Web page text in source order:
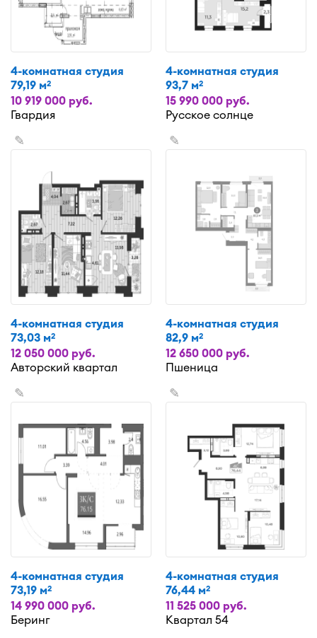
4-комнатная студия
79,19 м2
10 919 000 руб.
Гвардия
4-комнатная студия
93,7 м2
15 990 000 руб.
Русское солнце
✎
4-комнатная студия
73,03 м2
12 050 000 руб.
Авторский квартал
✎
4-комнатная студия
82,9 м2
12 650 000 руб.
Пшеница
✎
4-комнатная студия
73,19 м2
14 990 000 руб.
Беринг
✎
4-комнатная студия
76,44 м2
11 525 000 руб.
Квартал 54